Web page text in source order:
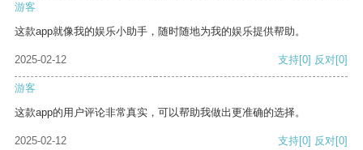
游客
这款app就像我的娱乐小助手，随时随地为我的娱乐提供帮助。
2025-02-12 支持[0] 反对[0]
游客
这款app的用户评论非常真实，可以帮助我做出更准确的选择。
2025-02-12 支持[0] 反对[0]